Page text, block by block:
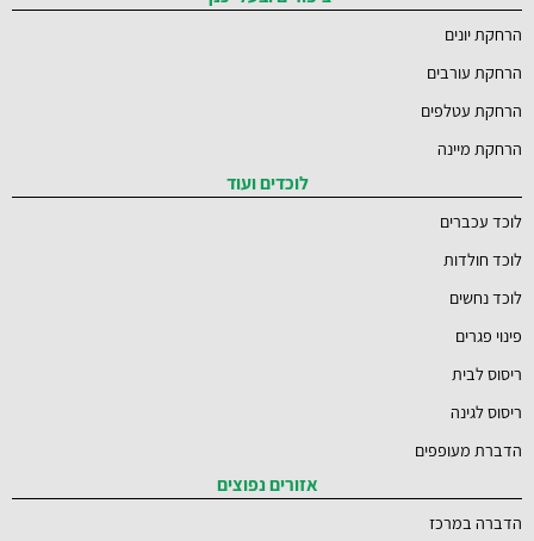
הרחקת יונים
הרחקת עורבים
הרחקת עטלפים
הרחקת מיינה
לוכדים ועוד
לוכד עכברים
לוכד חולדות
לוכד נחשים
פינוי פגרים
ריסוס לבית
ריסוס לגינה
הדברת מעופפים
אזורים נפוצים
הדברה במרכז